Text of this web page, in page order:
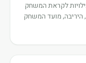
לקראת המשחק
היריבה, מועד המשחק